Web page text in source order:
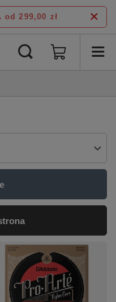
od 299,00 zł